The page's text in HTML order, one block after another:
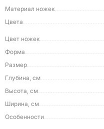
Материал ножек
Цвета
Цвет ножек
Форма
Размер
Глубина, см
Высота, см
Ширина, см
Особенности